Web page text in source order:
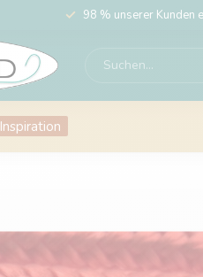
98 % unserer Kunden
Inspiration